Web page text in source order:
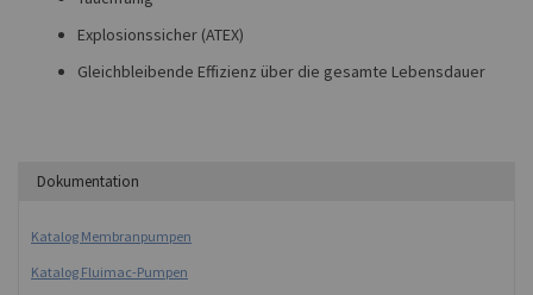
Explosionssicher (ATEX)
Gleichbleibende Effizienz über die gesamte Lebensdauer
Dokumentation
Katalog Membranpumpen
Katalog Fluimac-Pumpen